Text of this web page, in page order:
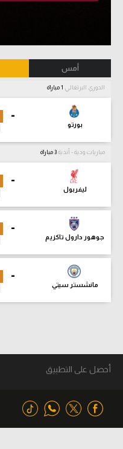
أمس
الدوري البرتغالي
-
بورتو
مباريات ودية - أندية
-
ليفربول
-
جوهور دارول تاكزيم
-
مانشستر سيتي
أحصل على التطبيق